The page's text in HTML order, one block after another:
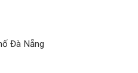
Đà Nẵng